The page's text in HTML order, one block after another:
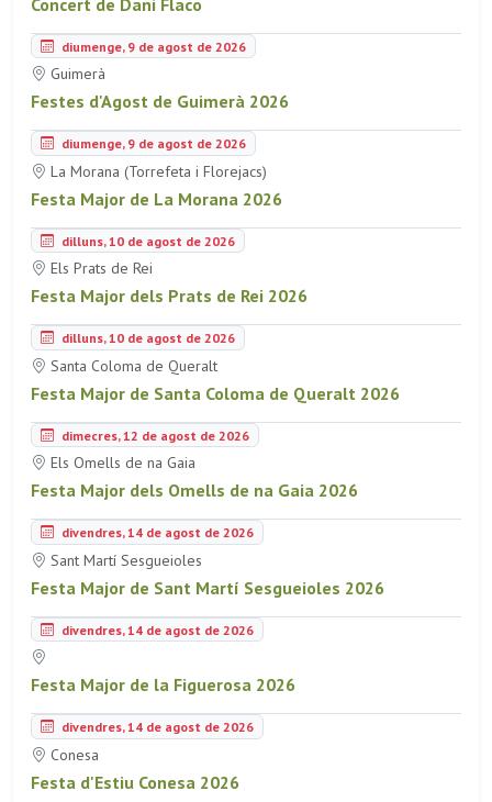
diumenge, 9 de agost de 2026
Guimerà
Festes d'Agost de Guimerà 2026
diumenge, 9 de agost de 2026
La Morana (Torrefeta i Florejacs)
Festa Major de La Morana 2026
dilluns, 10 de agost de 2026
Els Prats de Rei
Festa Major dels Prats de Rei 2026
dilluns, 10 de agost de 2026
Santa Coloma de Queralt
Festa Major de Santa Coloma de Queralt 2026
dimecres, 12 de agost de 2026
Els Omells de na Gaia
Festa Major dels Omells de na Gaia 2026
divendres, 14 de agost de 2026
Sant Martí Sesgueioles
Festa Major de Sant Martí Sesgueioles 2026
divendres, 14 de agost de 2026
Festa Major de la Figuerosa 2026
divendres, 14 de agost de 2026
Conesa
Festa d'Estiu Conesa 2026